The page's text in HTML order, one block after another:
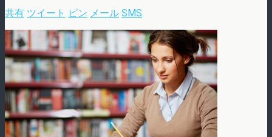
共有 ツイート ピン メール SMS